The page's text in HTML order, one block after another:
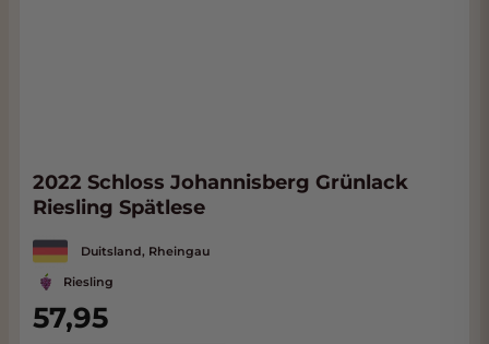
2022 Schloss Johannisberg Grünlack
Riesling Spätlese
Duitsland, Rheingau
Riesling
57,95